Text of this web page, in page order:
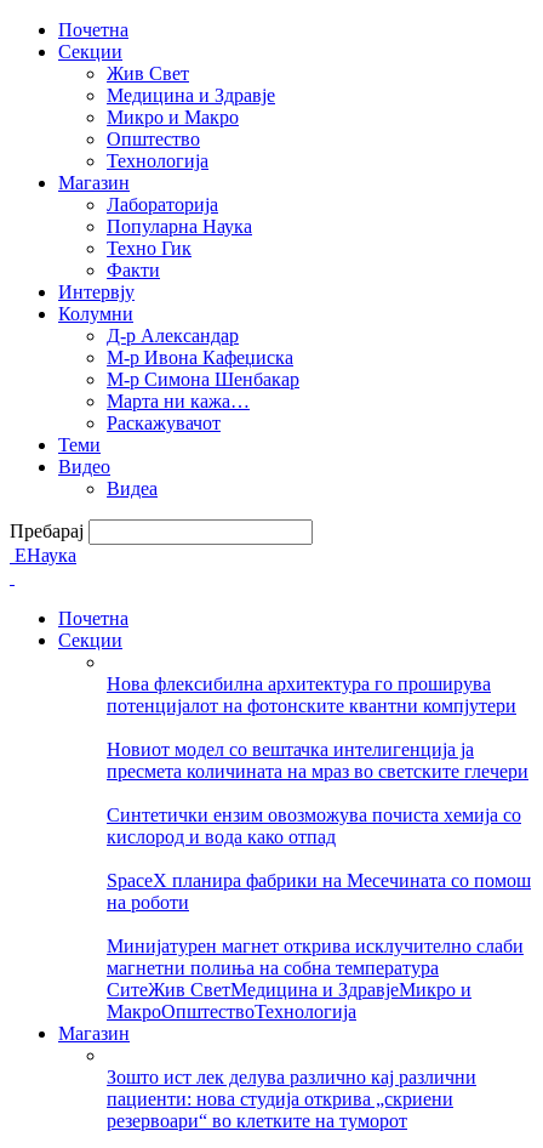
Почетна
Секции
Жив Свет
Медицина и Здравје
Микро и Макро
Општество
Технологија
Магазин
Лабораторија
Популарна Наука
Техно Гик
Факти
Интервју
Колумни
Д-р Александар
М-р Ивона Кафеџиска
М-р Симона Шенбакар
Марта ни кажа…
Раскажувачот
Теми
Видео
Видеа
Пребарај
ЕНаука
Почетна
Секции
Нова флексибилна архитектура го проширува
потенцијалот на фотонските квантни компјутери
Новиот модел со вештачка интелигенција ја
пресмета количината на мраз во светските глечери
Синтетички ензим овозможува почиста хемија со
кислород и вода како отпад
SpaceX планира фабрики на Месечината со помош
на роботи
Минијатурен магнет открива исклучително слаби
магнетни полиња на собна температура
СитеЖив СветМедицина и ЗдравјеМикро и
МакроОпштествоТехнологија
Магазин
Зошто ист лек делува различно кај различни
пациенти: нова студија открива „скриени
резервоари“ во клетките на туморот